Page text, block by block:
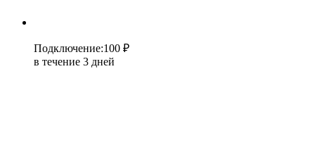
Подключение:100 ₽
в течение 3 дней